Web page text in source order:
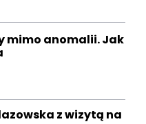
mimo anomalii. Jak
z wizytą na